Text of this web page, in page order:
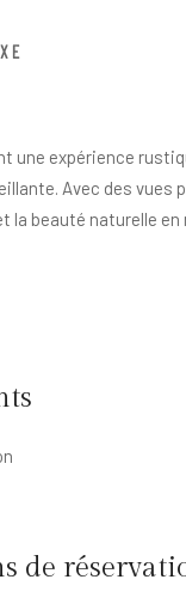
une expérience
Avec des vues
la beauté naturelle
de